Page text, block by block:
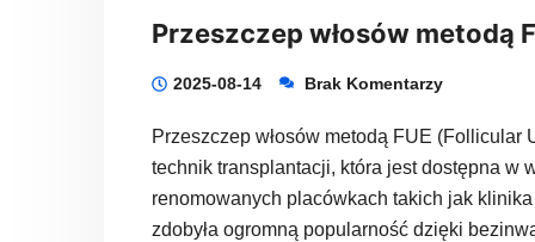
Przeszczep włosów metodą
2025-08-14 Brak Komentarzy
Przeszczep włosów metodą FUE
technik transplantacji, która jest dostępna w
renomowanych placówkach takich jak
zdobyła ogromną popularność dzięki